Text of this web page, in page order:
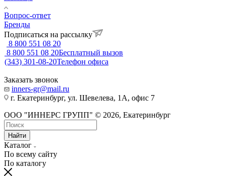
Вопрос-ответ
Бренды
Подписаться на рассылку
8 800 551 08 20
8 800 551 08 20Бесплатный вызов
(343) 301-08-20Телефон офиса
Заказать звонок
inners-gr@mail.ru
г. Екатеринбург, ул. Шевелева, 1А, офис 7
ООО "ИННЕРС ГРУПП" © 2026, Екатеринбург
Найти
Каталог
По всему сайту
По каталогу